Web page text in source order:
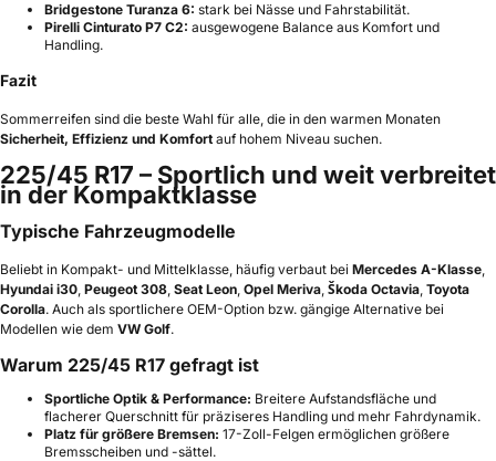
Bridgestone Turanza 6: stark bei Nässe und Fahrstabilität.
Pirelli Cinturato P7 C2: ausgewogene Balance aus Komfort und
Handling.
Fazit
Sommerreifen sind die beste Wahl für alle, die in den warmen Monaten
Sicherheit, Effizienz und Komfort auf hohem Niveau suchen.
225/45 R17 – Sportlich und weit verbreitet
in der Kompaktklasse
Typische Fahrzeugmodelle
Beliebt in Kompakt- und Mittelklasse, häufig verbaut bei Mercedes A-Klasse
Hyundai i30 Peugeot 308 Seat Leon Opel Meriva Škoda Octavia Toyota
Corolla. Auch als sportlichere OEM-Option bzw. gängige Alternative bei
Modellen wie dem VW Golf.
Warum 225/45 R17 gefragt ist
Sportliche Optik & Performance: Breitere Aufstandsfläche und
flacherer Querschnitt für präziseres Handling und mehr Fahrdynamik.
Platz für größere Bremsen: 17-Zoll-Felgen ermöglichen größere
Bremsscheiben und -sättel.